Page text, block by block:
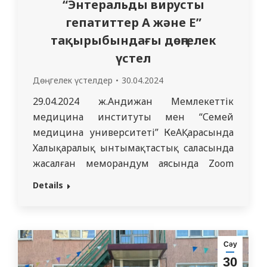
“Энтеральды вирусты
гепатиттер А және Е”
тақырыбындағы дөңгелек
үстел
Дөңгелек үстелдер 30.04.2024
29.04.2024 ж.Андижан Мемлекеттік
медицина институты мен “Семей
медицина университеті” КеАҚ арасында
Халықаралық ынтымақтастық саласында
жасалған меморандум аясында Zoom
платформасында “Энтеральды вирусты
институтының жұқпалы аурулар
кафедрасы (кафедра меңгерушісі доцент,
Details
Сәу
30